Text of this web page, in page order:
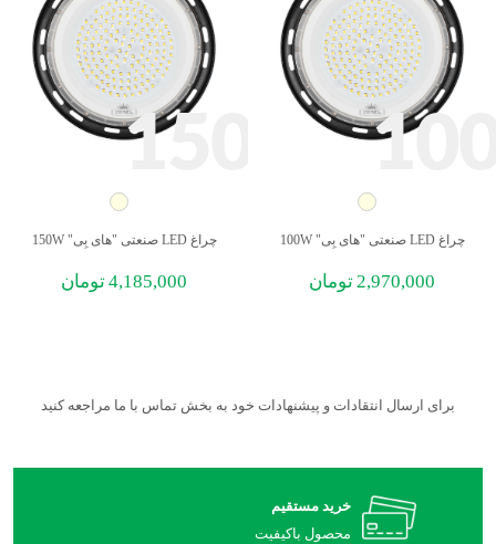
چراغ LED صنعتی "های بِی" 100W
2,970,000تومان
150
چراغ LED صنعتی "های بِی" 150W
4,185,000تومان
برای ارسال انتقادات و پیشنهادات خود به بخش تماس با ما مراجعه کنید
خرید مستقیم
محصول باکیفیت